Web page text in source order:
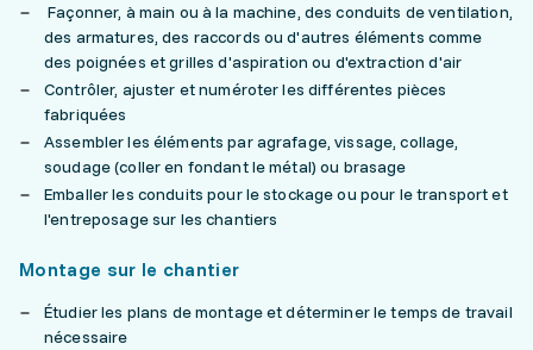
Façonner, à main ou à la machine, des conduits de ventilation,
des armatures, des raccords ou d'autres éléments comme
des poignées et grilles d'aspiration ou d'extraction d'air
Contrôler, ajuster et numéroter les différentes pièces
fabriquées
Assembler les éléments par agrafage, vissage, collage,
soudage (coller en fondant le métal) ou brasage
Emballer les conduits pour le stockage ou pour le transport et
l'entreposage sur les chantiers
Montage sur le chantier
Étudier les plans de montage et déterminer le temps de travail
nécessaire